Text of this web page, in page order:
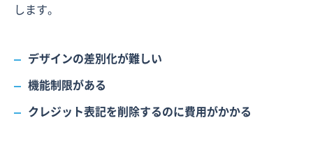
します。
デザインの差別化が難しい
機能制限がある
クレジット表記を削除するのに費用がかかる